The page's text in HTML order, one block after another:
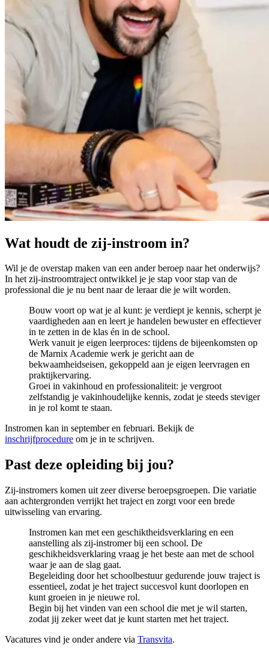
Wat houdt de zij-instroom in?
Wil je de overstap maken van een ander beroep naar het onderwijs?
In het zij-instroomtraject ontwikkel je je stap voor stap van de
professional die je nu bent naar de leraar die je wilt worden.
Bouw voort op wat je al kunt: je verdiept je kennis, scherpt je
vaardigheden aan en leert je handelen bewuster en effectiever
in te zetten in de klas én in de school.
Werk vanuit je eigen leerproces: tijdens de bijeenkomsten op
de Marnix Academie werk je gericht aan de
bekwaamheidseisen, gekoppeld aan je eigen leervragen en
praktijkervaring.
Groei in vakinhoud en professionaliteit: je vergroot
zelfstandig je vakinhoudelijke kennis, zodat je steeds steviger
in je rol komt te staan.
Instromen kan in september en februari. Bekijk de
inschrijfprocedure om je in te schrijven.
Past deze opleiding bij jou?
Zij-instromers komen uit zeer diverse beroepsgroepen. Die variatie
aan achtergronden verrijkt het traject en zorgt voor een brede
uitwisseling van ervaring.
Instromen kan met een geschiktheidsverklaring en een
aanstelling als zij-instromer bij een school. De
geschikheidsverklaring vraag je het beste aan met de school
waar je aan de slag gaat.
Begeleiding door het schoolbestuur gedurende jouw traject is
essentieel, zodat je het traject succesvol kunt doorlopen en
kunt groeien in je nieuwe rol.
Begin bij het vinden van een school die met je wil starten,
zodat jij zeker weet dat je kunt starten met het traject.
Vacatures vind je onder andere via Transvita.